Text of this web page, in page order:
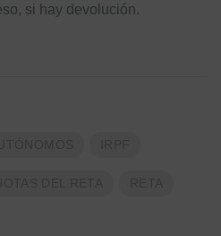
si hay devolución.